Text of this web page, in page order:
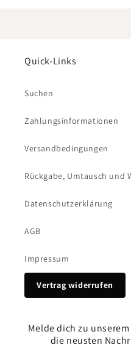
Quick-Links
Suchen
Zahlungsinformationen
Versandbedingungen
Rückgabe, Umtausch und
Datenschutzerklärung
AGB
Impressum
Vertrag widerrufen
Melde dich zu
die neusten